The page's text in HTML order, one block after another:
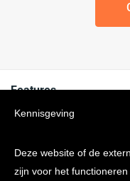
Features
Bedrijf
Kennisgeving
Deze website of de
zijn voor het